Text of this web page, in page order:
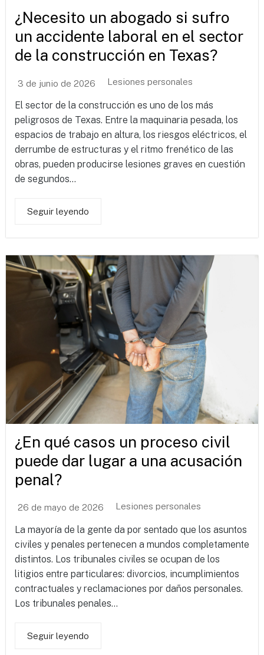
¿Necesito un abogado si sufro
un accidente laboral en el sector
de la construcción en Texas?
3 de junio de 2026 Lesiones personales
El sector de la construcción es uno de los más
peligrosos de Texas. Entre la maquinaria pesada, los
espacios de trabajo en altura, los riesgos eléctricos, el
derrumbe de estructuras y el ritmo frenético de las
obras, pueden producirse lesiones graves en cuestión
de segundos...
Seguir leyendo
¿En qué casos un proceso civil
puede dar lugar a una acusación
penal?
26 de mayo de 2026 Lesiones personales
La mayoría de la gente da por sentado que los asuntos
civiles y penales pertenecen a mundos completamente
distintos. Los tribunales civiles se ocupan de los
litigios entre particulares: divorcios, incumplimientos
contractuales y reclamaciones por daños personales.
Los tribunales penales...
Seguir leyendo